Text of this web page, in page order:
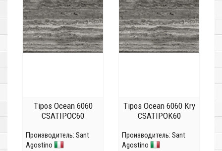
Tipos Ocean 6060
CSATIPOC60
Производитель: Sant
Agostino
Tipos Ocean 6060 Kry
CSATIPOK60
Производитель: Sant
Agostino